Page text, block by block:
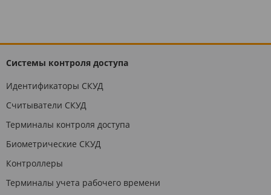
Системы контроля доступа
Идентификаторы СКУД
Считыватели СКУД
Терминалы контроля доступа
Биометрические СКУД
Контроллеры
Терминалы учета рабочего времени